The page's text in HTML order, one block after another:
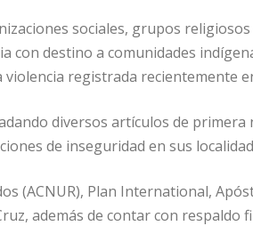
sociales, grupos
destino a comunidades
registrada recientemente
diversos artículos de primera
de inseguridad en sus
(ACNUR), Plan International,
además de contar con respaldo